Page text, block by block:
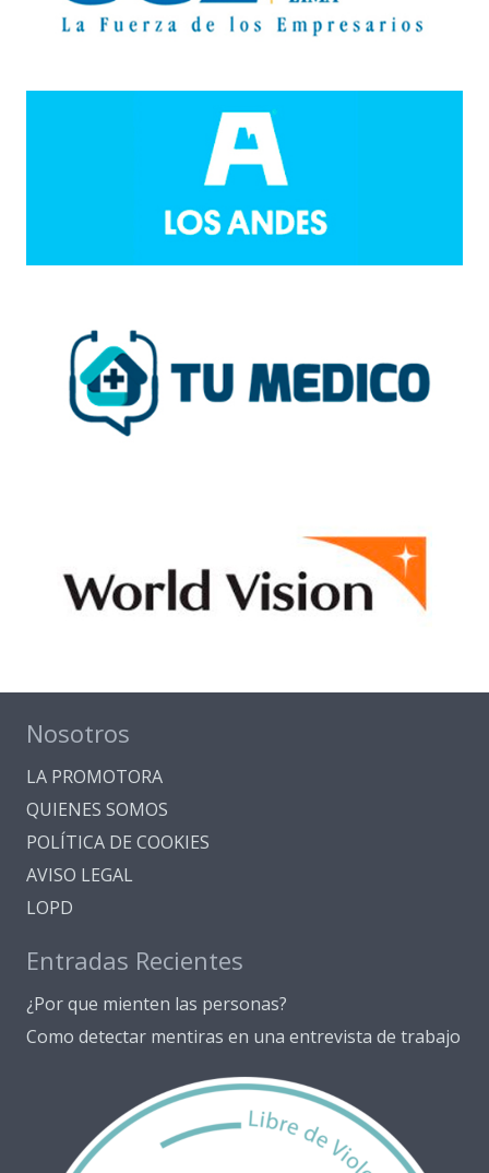
Nosotros
LA PROMOTORA
QUIENES SOMOS
POLÍTICA DE COOKIES
AVISO LEGAL
LOPD
Entradas Recientes
¿Por que mienten las personas?
Como detectar mentiras en una entrevista de trabajo